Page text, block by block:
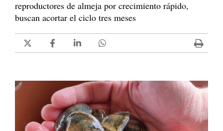
reproductores de almeja por crecimiento rápido,
buscan acortar el ciclo tres meses